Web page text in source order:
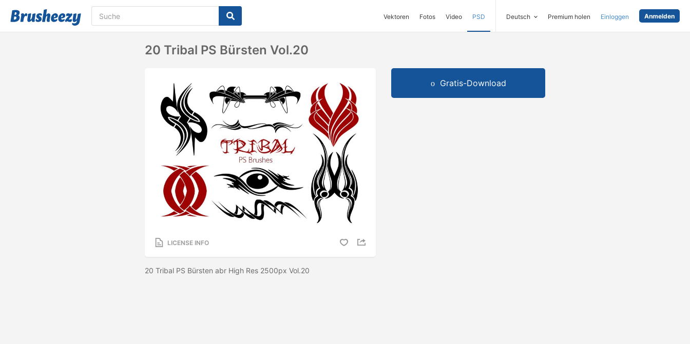
Vektoren Fotos Video PSD Deutsch Premium holen Einloggen Anmelden
20 Tribal PS Bürsten Vol.20
LICENSE INFO
20 Tribal PS Bürsten abr High Res 2500px Vol.20
Gratis-Download